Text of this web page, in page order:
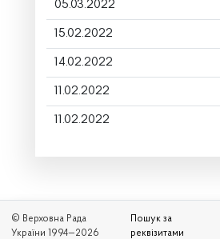
05.03.2022
15.02.2022
14.02.2022
11.02.2022
11.02.2022
© Верховна Рада
України 1994—2026
Пошук за
реквізитами